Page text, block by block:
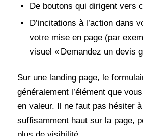
De boutons qui dirigent vers
D’incitations à l’action dans
votre mise en page (par
visuel « Demandez un devis
Sur une landing page, le
généralement l’élément que
en valeur. Il ne faut pas hésiter
suffisamment haut sur la page,